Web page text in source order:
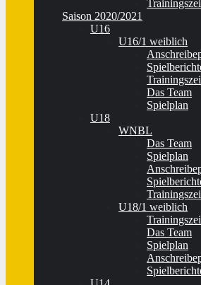
Saison 2020/2021
U16
U16/1 weiblich
Das Team
Spielplan
U18
WNBL
Das Team
Spielplan
U18/1 weiblich
Das Team
Spielplan